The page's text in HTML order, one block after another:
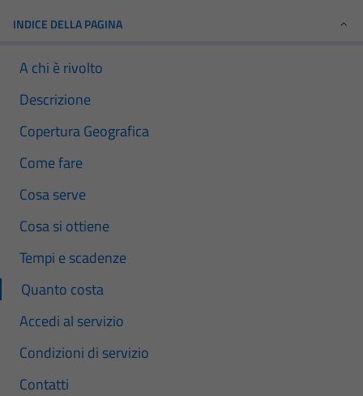
INDICE DELLA PAGINA
A chi è rivolto
Descrizione
Copertura Geografica
Come fare
Cosa serve
Cosa si ottiene
Tempi e scadenze
Quanto costa
Accedi al servizio
Condizioni di servizio
Contatti